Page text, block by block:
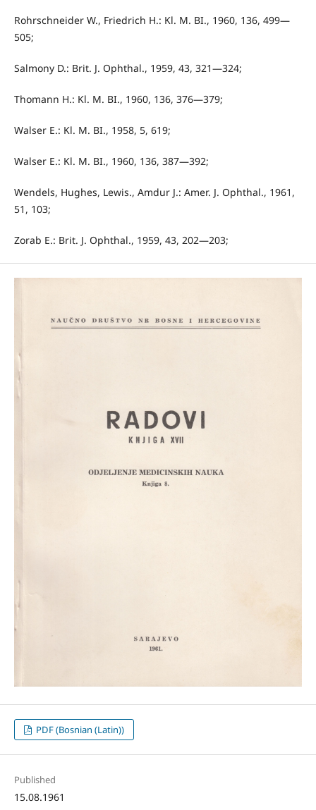
Rohrschneider W., Friedrich H.: Kl. M. BI., 1960, 136, 499—
505;
Salmony D.: Brit. J. Ophthal., 1959, 43, 321—324;
Thomann H.: Kl. M. BI., 1960, 136, 376—379;
Walser E.: Kl. M. BI., 1958, 5, 619;
Walser E.: Kl. M. BI., 1960, 136, 387—392;
Wendels, Hughes, Lewis., Amdur J.: Amer. J. Ophthal., 1961,
51, 103;
Zorab E.: Brit. J. Ophthal., 1959, 43, 202—203;
PDF (Bosnian (Latin))
Published
15.08.1961